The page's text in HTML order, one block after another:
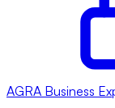
AGRA Business